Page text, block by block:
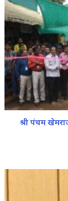
श्री पंचम